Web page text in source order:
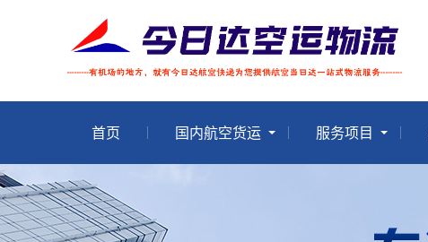
首页 国内航空货运 服务项目